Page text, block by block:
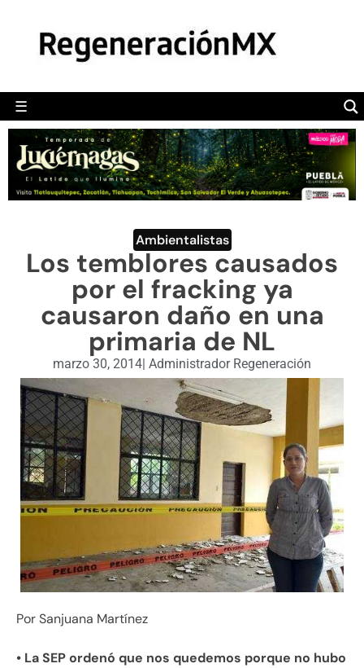
☰
POLÍTICA
CAMALEÓN
OPINIÓN
DEPORTES
ENGLISH SECTION
VIDEOS
Ambientalistas
Los temblores causados
por el fracking ya
causaron daño en una
primaria de NL
marzo 30, 2014| Administrador Regeneración
Por Sanjuana Martínez
• La SEP ordenó que nos quedemos porque no hubo